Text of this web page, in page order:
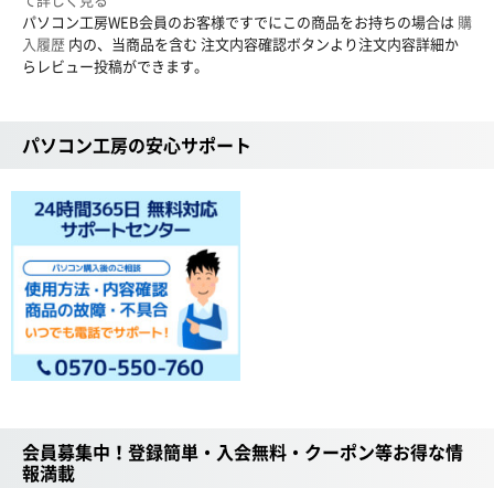
パソコン工房WEB会員のお客様ですでにこの商品をお持ちの場合は 購
入履歴 内の、当商品を含む 注文内容確認ボタンより注文内容詳細か
らレビュー投稿ができます。
パソコン工房の安心サポート
会員募集中！登録簡単・入会無料・クーポン等お得な情
報満載